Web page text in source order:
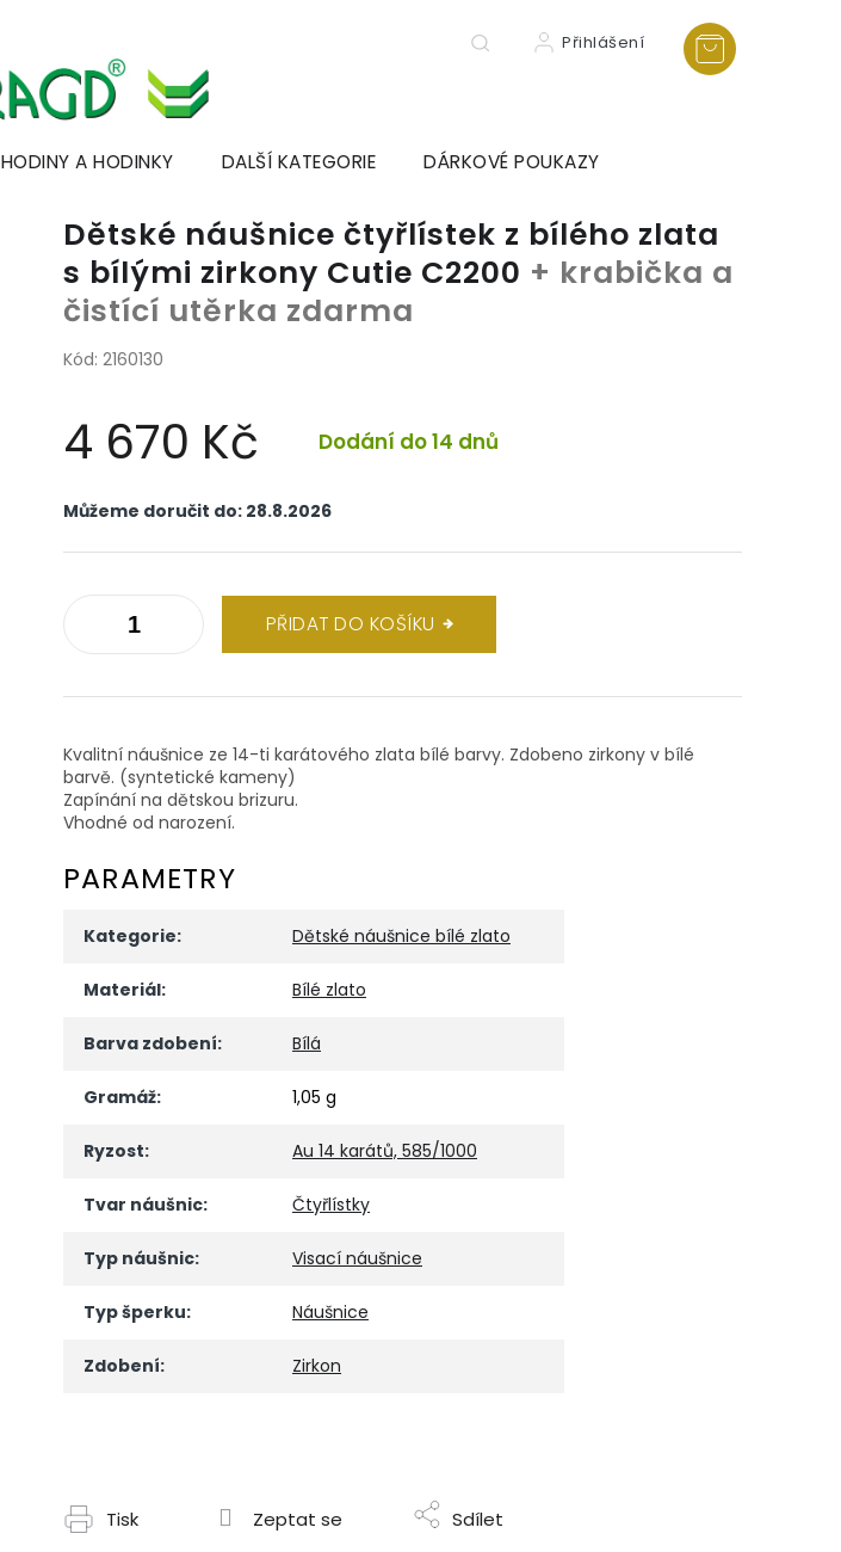
Přihlášení
HODINY A HODINKY DALŠÍ KATEGORIE DÁRKOVÉ POUKAZY
Dětské náušnice čtyřlístek z bílého zlata
s bílými zirkony Cutie C2200 + krabička a
čistící utěrka zdarma
Kód: 2160130
4 670 Kč Dodání do 14 dnů
cena:
Můžeme doručit do: 28.8.2026
PŘIDAT DO KOŠÍKU
Kvalitní náušnice ze 14-ti karátového zlata bílé barvy. Zdobeno zirkony v bílé
barvě. (syntetické kameny)
Zapínání na dětskou brizuru.
Vhodné od narození.
PARAMETRY
Kategorie: Dětské náušnice bílé zlato
Materiál: Bílé zlato
Barva zdobení: Bílá
Gramáž: 1,05 g
Ryzost: Au 14 karátů, 585/1000
Tvar náušnic: Čtyřlístky
Typ náušnic: Visací náušnice
Typ šperku: Náušnice
Zdobení: Zirkon
Tisk Zeptat se Sdílet